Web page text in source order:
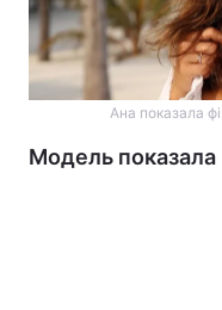
Ана показала
Модель показала